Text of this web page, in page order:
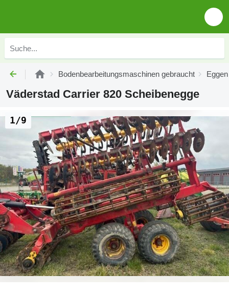
Bodenbearbeitungsmaschinen gebraucht
Väderstad Carrier 820 Scheibenegge
1/9